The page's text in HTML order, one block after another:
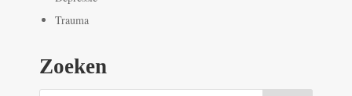
Trauma
Zoeken